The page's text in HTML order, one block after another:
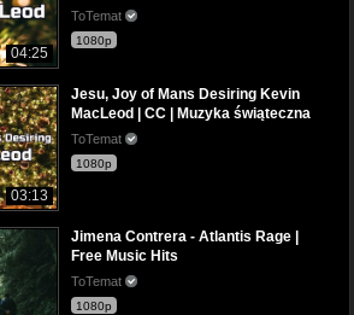
04:25
ToTemat
1080p
03:13
Jesu, Joy of Mans Desiring Kevin
MacLeod | CC | Muzyka świąteczna
ToTemat
1080p
Jimena Contrera - Atlantis Rage |
Free Music Hits
ToTemat
1080p